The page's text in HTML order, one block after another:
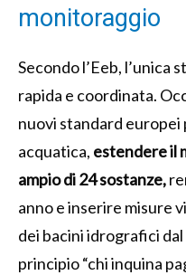
monitoraggio
Secondo l’Eeb, l’unica
rapida e coordinata.
nuovi standard europei
acquatica, estendere il
ampio di 24 sostanze,
anno e inserire misure
dei bacini idrografici
principio “chi inquina